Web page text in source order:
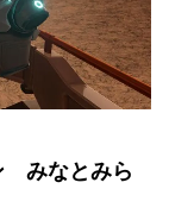
みなとみら